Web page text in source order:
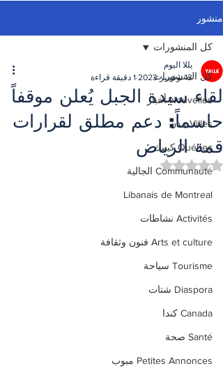
منشور
كل المنشورات
Nouvelles أخبار
Villes مدن
Québec كيبيك
Communauté الجالية
Libanais de Montreal
Activités نشاطات
Arts et culture فنون وثقافة
Tourisme سياحة
Diaspora شتات
Canada كندا
Santé صحة
Petites Annonces مبوب
كل المنشورات
لقاء سيدة الجبل يُعلن موقفاً
حاسماً: دعم مطلق لقرارات
قمة الرياض
يللا اليوم
13 نوفمبر 2023
1 دقيقة قراءة
تم التقييم بـ ليس رقمًا من أصل 5 نجوم.